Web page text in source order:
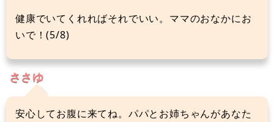
健康でいてくれればそれでいい。ママのおなかにお
いで！(5/8)
ささゆ
安心してお腹に来てね。パパとお姉ちゃんがあなた